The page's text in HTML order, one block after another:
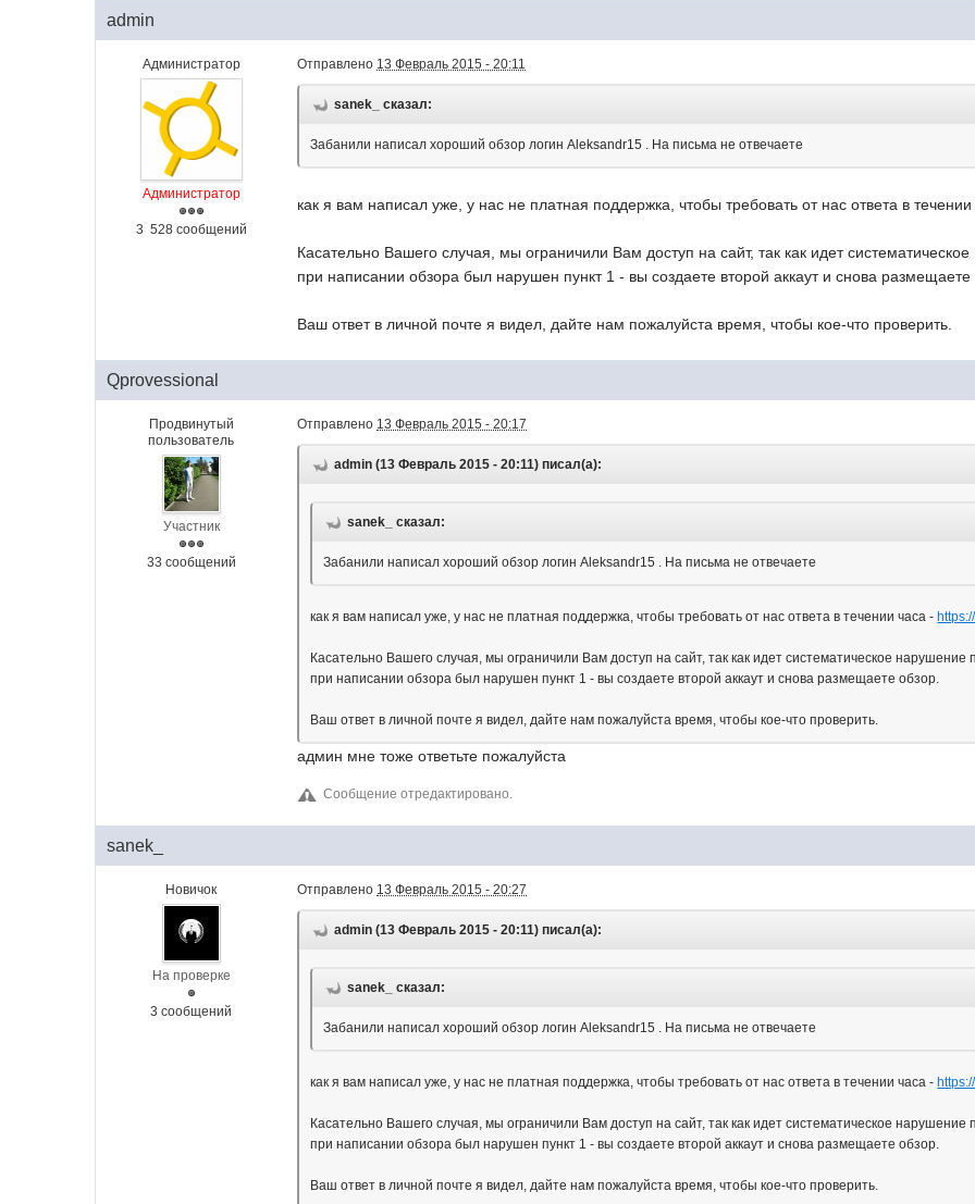
admin
Администратор
Администратор
3 528 сообщений
Отправлено 13 Февраль 2015 - 20:11
sanek_ сказал:
Забанили написал хороший обзор логин Aleksandr15 . На письма не отвечаете
как я вам написал уже, у нас не платная поддержка, чтобы требовать от нас ответа в
Касательно Вашего случая, мы ограничили Вам доступ на сайт, так как идет
при написании обзора был нарушен пункт 1 - вы создаете второй аккаут и снова размещаете
Ваш ответ в личной почте я видел, дайте нам пожалуйста время, чтобы кое-что проверить.
Qprovessional
Продвинутый
пользователь
Участник
33 сообщений
Отправлено 13 Февраль 2015 - 20:17
admin (13 Февраль 2015 - 20:11) писал(а):
sanek_ сказал:
Забанили написал хороший обзор логин Aleksandr15 . На письма не отвечаете
как я вам написал уже, у нас не платная поддержка, чтобы требовать от нас ответа в течении часа -
Касательно Вашего случая, мы ограничили Вам доступ на сайт, так как идет систематическое нарушение
при написании обзора был нарушен пункт 1 - вы создаете второй аккаут и снова размещаете обзор.
Ваш ответ в личной почте я видел, дайте нам пожалуйста время, чтобы кое-что проверить.
админ мне тоже ответьте пожалуйста
Сообщение отредактировано.
sanek_
Новичок
На проверке
3 сообщений
Отправлено 13 Февраль 2015 - 20:27
admin (13 Февраль 2015 - 20:11) писал(а):
sanek_ сказал:
Забанили написал хороший обзор логин Aleksandr15 . На письма не отвечаете
как я вам написал уже, у нас не платная поддержка, чтобы требовать от нас ответа в течении часа -
Касательно Вашего случая, мы ограничили Вам доступ на сайт, так как идет систематическое нарушение
при написании обзора был нарушен пункт 1 - вы создаете второй аккаут и снова размещаете обзор.
Ваш ответ в личной почте я видел, дайте нам пожалуйста время, чтобы кое-что проверить.